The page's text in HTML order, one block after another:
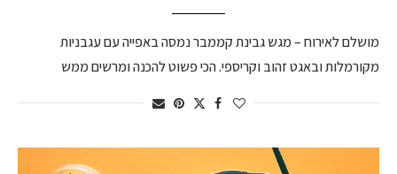
מושלם לאירוח – מגש גבינת קממבר נמסה באפייה עם עגבניות
מקורמלות ובאגט זהוב וקריספי. הכי פשוט להכנה ומרשים ממש